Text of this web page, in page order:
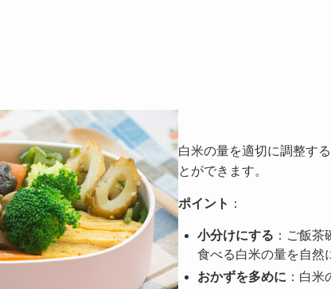
白米の量を適切に調整す
とができます。
ポイント ：
小分けにする ：ご飯
食べる白米の量を自然
おかずを多めに ：白